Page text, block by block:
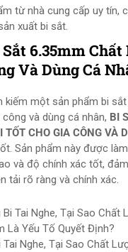
từ nhà cung cấp uy tín,
xuất bi sắt.
6.35mm
Và Dùng Cá
kiếm một sản phẩm bi
và dùng cá nhân, BI
CHO GIA CÔNG VÀ
Sản phẩm này được
và độ chính xác tốt,
tải rõ ràng và chính xác.
Tai Nghe, Tại Sao Chất